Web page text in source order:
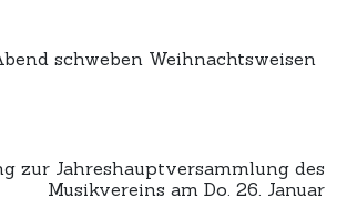
schweben Weihnachtsweisen
zur Jahreshauptversammlung des
Musikvereins am Do. 26. Januar